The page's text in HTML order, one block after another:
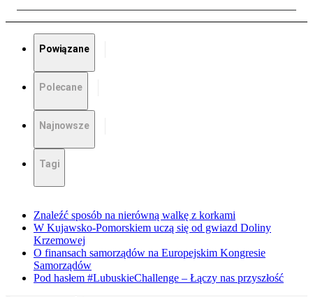
Powiązane
Polecane
Najnowsze
Tagi
Znaleźć sposób na nierówną walkę z korkami
W Kujawsko-Pomorskiem uczą się od gwiazd Doliny
Krzemowej
O finansach samorządów na Europejskim Kongresie
Samorządów
Pod hasłem #LubuskieChallenge – Łączy nas przyszłość